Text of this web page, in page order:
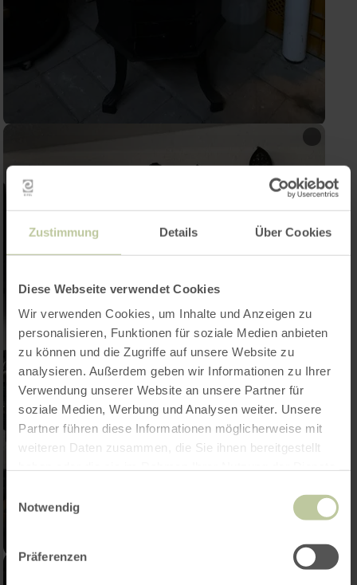
Zustimmung Details Über Cookies
Diese Webseite verwendet Cookies
Wir verwenden Cookies, um Inhalte und Anzeigen zu
personalisieren, Funktionen für soziale Medien anbieten
zu können und die Zugriffe auf unsere Website zu
analysieren. Außerdem geben wir Informationen zu Ihrer
Verwendung unserer Website an unsere Partner für
soziale Medien, Werbung und Analysen weiter. Unsere
Partner führen diese Informationen möglicherweise mit
weiteren Daten zusammen, die Sie ihnen bereitgestellt
Notwendig
Präferenzen